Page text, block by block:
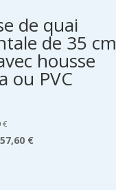
de quai
de 35 cm
housse
ou PVC
€
€